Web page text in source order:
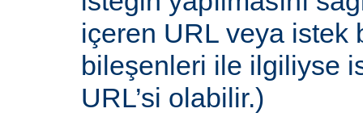
içeren URL veya istek
bileşenleri ile ilgiliyse
URL’si olabilir.)